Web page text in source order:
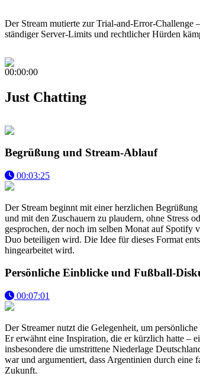
Der Stream mutierte zur Trial-and-Error-Challenge
ständiger Server-Limits und rechtlicher Hürden
00:00:00
Just Chatting
Begrüßung und Stream-Ablauf
00:03:25
Der Stream beginnt mit einer herzlichen
und mit den Zuschauern zu plaudern, ohne Stress
gesprochen, der noch im selben Monat auf Spotify
Duo beteiligen wird. Die Idee für dieses Format
hingearbeitet wird.
Persönliche Einblicke und Fußball-
00:07:01
Der Streamer nutzt die Gelegenheit, um
Er erwähnt eine Inspiration, die er kürzlich hatte –
insbesondere die umstrittene Niederlage
war und argumentiert, dass Argentinien durch eine
Zukunft.